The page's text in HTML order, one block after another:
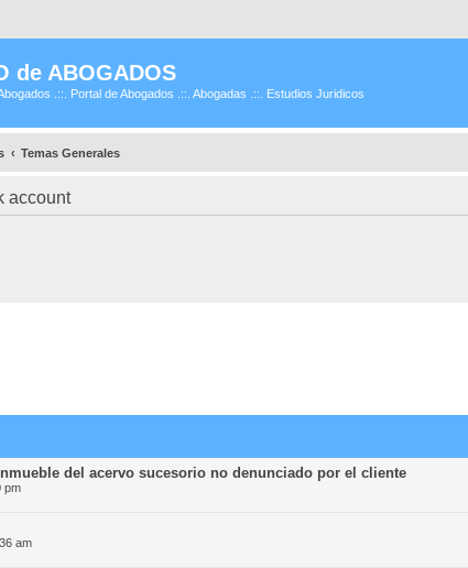
de ABOGADOS
.::. Portal de Abogados .::. Abogadas .::. Estudios Juridicos
Temas Generales
account
del acervo sucesorio no denunciado por el cliente
pm
am